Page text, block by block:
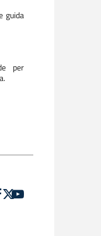
guida
per
TWITTER
YOUTUBE